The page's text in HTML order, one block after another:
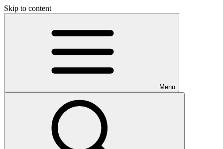
Skip to content
Menu